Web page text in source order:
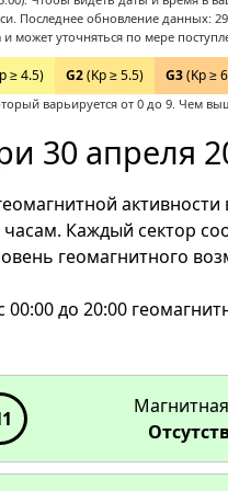
Последнее обновление данных:
и может уточняться по мере
≥ 4.5) G2 (Kp ≥ 5.5) G3 (Kp ≥
варьируется от 0 до 9. Чем
30 апреля
Каждый сектор
геомагнитного
02:00
04:00
до 20:00